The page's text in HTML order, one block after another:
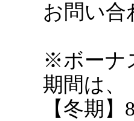
お問い合
※ボーナ
期間は、
【冬期